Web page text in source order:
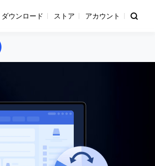
ダウンロード ストア アカウント